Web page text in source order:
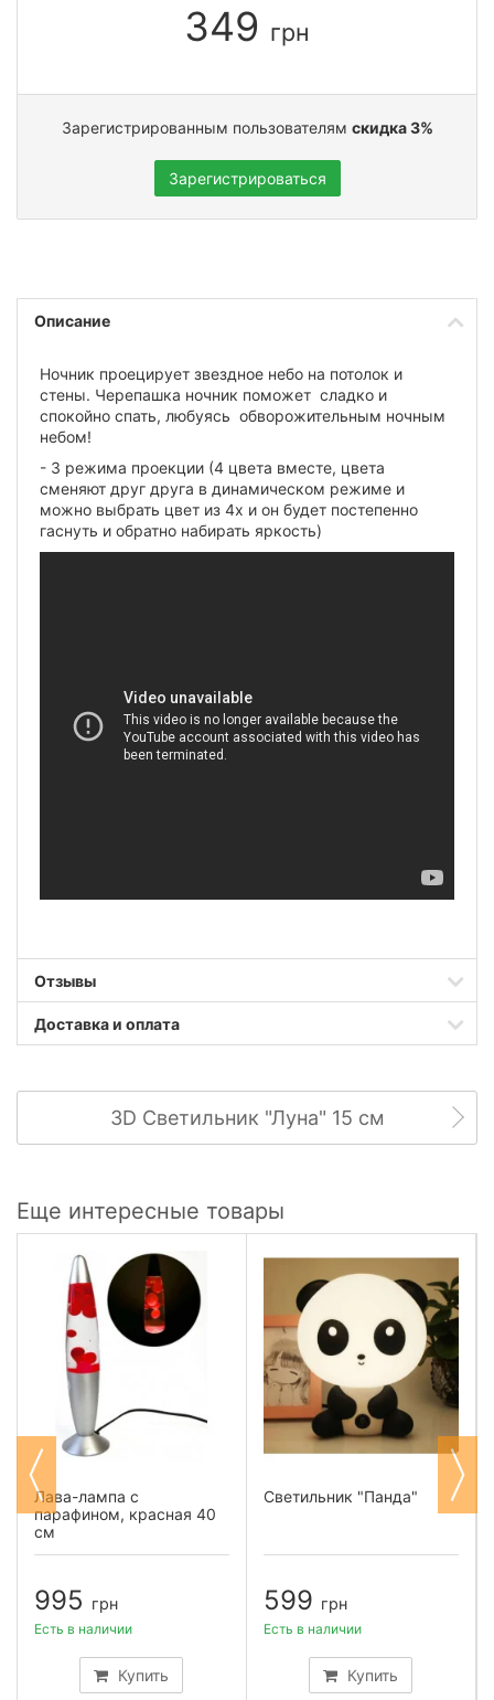
349 грн
Зарегистрированным пользователям скидка 3%
Зарегистрироваться
Описание
Ночник проецирует звездное небо на потолок и
стены. Черепашка ночник поможет сладко и
спокойно спать, любуясь обворожительным ночным
небом!
- 3 режима проекции (4 цвета вместе, цвета
сменяют друг друга в динамическом режиме и
можно выбрать цвет из 4х и он будет постепенно
гаснуть и обратно набирать яркость)
Отзывы
Доставка и оплата
3D Светильник "Луна" 15 см
Еще интересные товары
Лава-лампа с
парафином, красная 40
см
995 грн
Купить
Есть в наличии
Светильник "Панда"
599 грн
Купить
Есть в наличии